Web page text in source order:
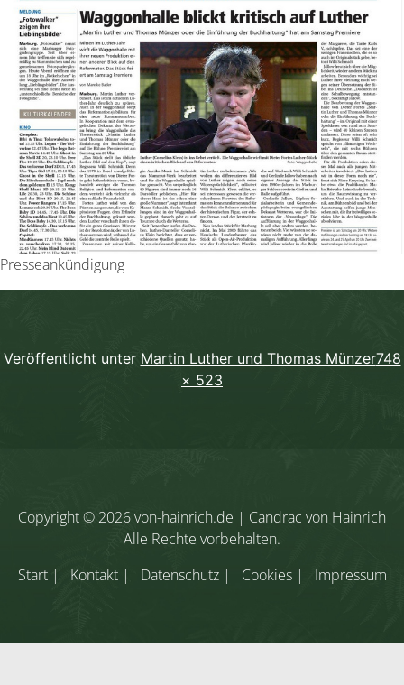
Presseankündigung
Veröffentlicht unter Martin Luther und Thomas Münzer748
× 523
Copyright © 2026von-hainrich.de | Candrac von Hainrich
Alle Rechte vorbehalten.
Start
Kontakt Datenschutz Cookies Impressum